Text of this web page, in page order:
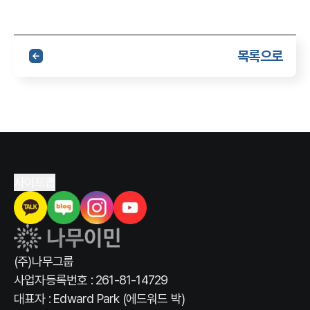
목록으로
(주)나무그룹
사업자등록번호 : 261-81-14729
대표자 : Edward Park (에드워드 박)